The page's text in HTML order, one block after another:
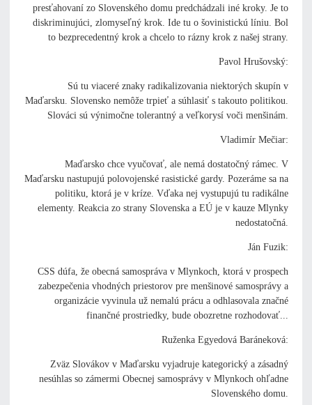
presťahovaní zo Slovenského domu predchádzali iné kroky. Je to
diskriminujúci, zlomyseľný krok. Ide tu o šovinistickú líniu. Bol
to bezprecedentný krok a chcelo to rázny krok z našej strany.
Pavol Hrušovský:
Sú tu viaceré znaky radikalizovania niektorých skupín v
Maďarsku. Slovensko nemôže trpieť a súhlasiť s takouto politikou.
Slováci sú výnimočne tolerantný a veľkorysí voči menšinám.
Vladimír Mečiar:
Maďarsko chce vyučovať, ale nemá dostatočný rámec. V
Maďarsku nastupujú polovojenské rasistické gardy. Pozeráme sa na
politiku, ktorá je v kríze. Vďaka nej vystupujú tu radikálne
elementy. Reakcia zo strany Slovenska a EÚ je v kauze Mlynky
nedostatočná.
Ján Fuzik:
CSS dúfa, že obecná samospráva v Mlynkoch, ktorá v prospech
zabezpečenia vhodných priestorov pre menšinové samosprávy a
organizácie vyvinula už nemalú prácu a odhlasovala značné
finančné prostriedky, bude obozretne rozhodovať...
Ruženka Egyedová Baráneková:
Zväz Slovákov v Maďarsku vyjadruje kategorický a zásadný
nesúhlas so zámermi Obecnej samosprávy v Mlynkoch ohľadne
Slovenského domu.